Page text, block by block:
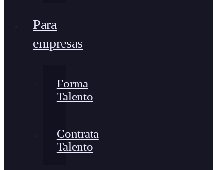
Para
empresas
Forma
Talento
Contrata
Talento